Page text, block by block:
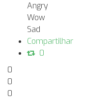
Angry
Wow
Sad
Compartilhar
0
0
0
0